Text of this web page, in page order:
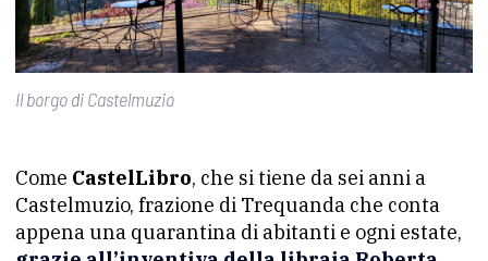
Il borgo di Castelmuzio
Come CastelLibro, che si tiene da sei anni a
Castelmuzio, frazione di Trequanda che conta
appena una quarantina di abitanti e ogni estate,